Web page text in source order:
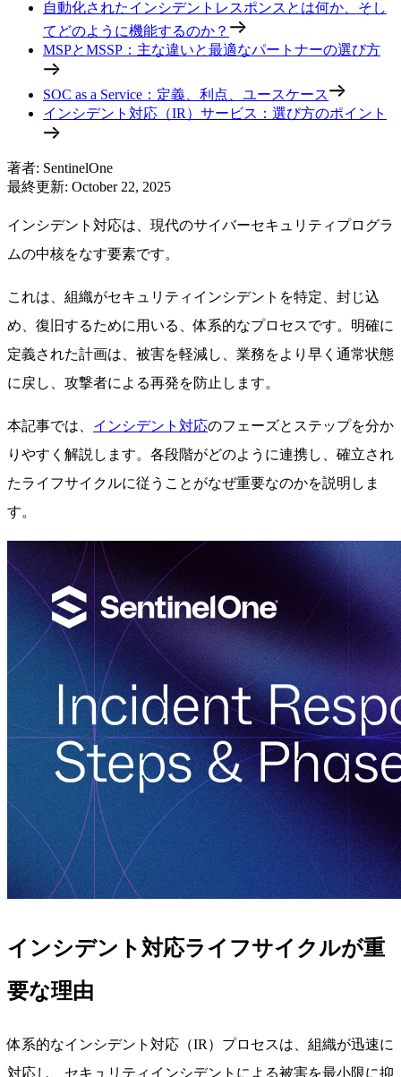
自動化されたインシデントレスポンスとは何か、そし
てどのように機能するのか？
MSPとMSSP：主な違いと最適なパートナーの選び方
SOC as a Service：定義、利点、ユースケース
インシデント対応（IR）サービス：選び方のポイント
著者: SentinelOne
最終更新: October 22, 2025
インシデント対応は、現代のサイバーセキュリティプログラ
ムの中核をなす要素です。
これは、組織がセキュリティインシデントを特定、封じ込
め、復旧するために用いる、体系的なプロセスです。明確に
定義された計画は、被害を軽減し、業務をより早く通常状態
に戻し、攻撃者による再発を防止します。
本記事では、 インシデント対応のフェーズとステップを分か
りやすく解説します。各段階がどのように連携し、確立され
たライフサイクルに従うことがなぜ重要なのかを説明しま
す。
インシデント対応ライフサイクルが重
要な理由
体系的なインシデント対応（IR）プロセスは、組織が迅速に
対応し、セキュリティインシデントによる被害を最小限に抑